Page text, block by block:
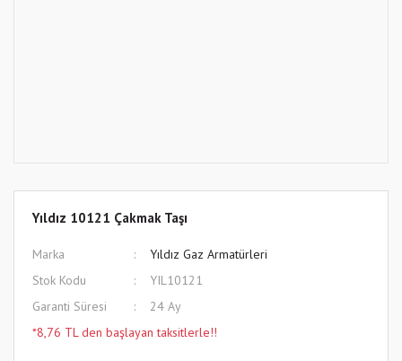
Yıldız 10121 Çakmak Taşı
Marka
Yıldız Gaz Armatürleri
Stok Kodu
YIL10121
Garanti Süresi
24 Ay
*8,76 TL den başlayan taksitlerle!!